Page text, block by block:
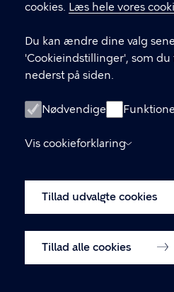
cookies. Læs hele vores
Du kan ændre dine valg
'Cookieindstillinger', som
nederst på siden.
Nødvendige
Vis cookieforklaring
Tillad udvalgte cookies
Tillad alle cookies
Strandvejen 119
Døgnafdeling og
Kontakt os
LINKS
Videnscenter for
Tilgængelighedserklæring
Cookiepolitik
Cookieindstillinger